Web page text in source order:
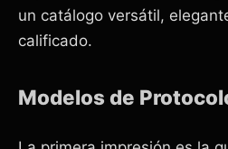
un catálogo versátil,
calificado.
Modelos de